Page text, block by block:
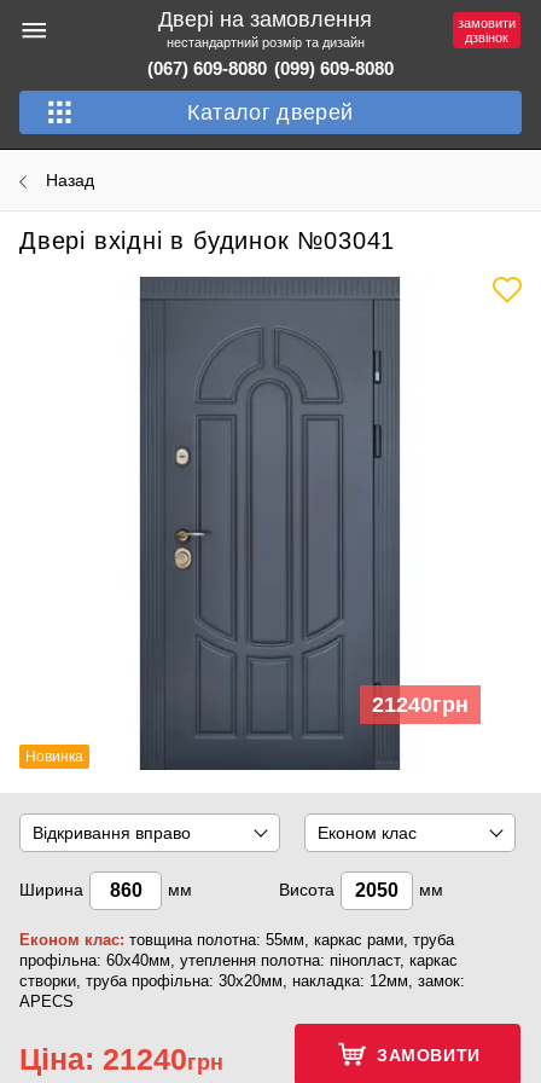
Двері на замовлення
нестандартний розмір та дизайн
(067) 609-8080 (099) 609-8080
Каталог дверей
замовити
дзвінок
Назад
Двері вхідні в будинок №03041
21240грн
Новинка
Відкривання вправо Економ клас
Ширина мм Висота мм
Економ клас: товщина полотна: 55мм, каркас рами, труба
профільна: 60х40мм, утеплення полотна: пінопласт, каркас
створки, труба профільна: 30х20мм, накладка: 12мм, замок:
APECS
Ціна: 21240грн ЗАМОВИТИ